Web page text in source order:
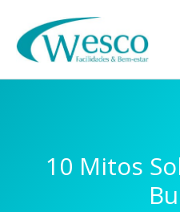
10 Mitos